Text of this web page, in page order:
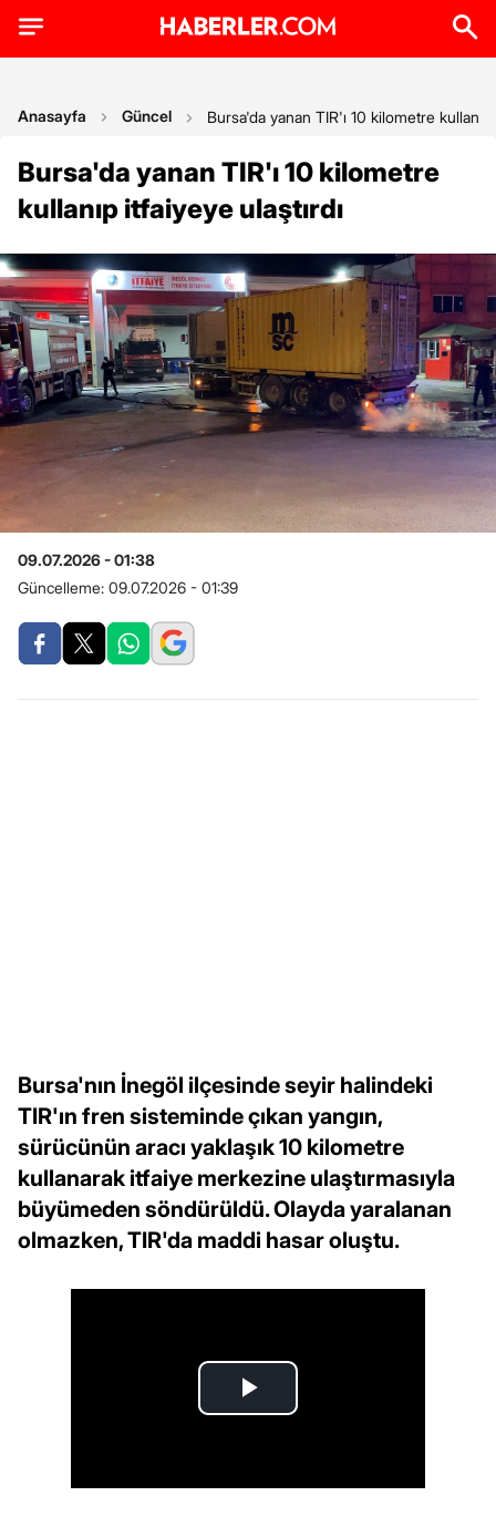
Anasayfa Güncel Bursa'da yanan TIR'ı 10 kilometre kullanıp
Bursa'da yanan TIR'ı 10 kilometre
kullanıp itfaiyeye ulaştırdı
09.07.2026 - 01:38
Güncelleme: 09.07.2026 - 01:39
Bursa'nın İnegöl ilçesinde seyir halindeki
TIR'ın fren sisteminde çıkan yangın,
sürücünün aracı yaklaşık 10 kilometre
kullanarak itfaiye merkezine ulaştırmasıyla
büyümeden söndürüldü. Olayda yaralanan
olmazken, TIR'da maddi hasar oluştu.